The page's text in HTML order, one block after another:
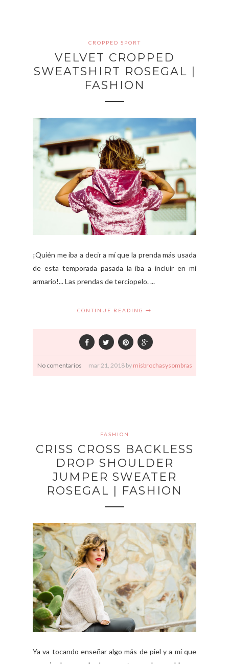
CROPPED SPORT
VELVET CROPPED
SWEATSHIRT ROSEGAL |
FASHION
¡Quién me iba a decir a mí que la prenda más usada
de esta temporada pasada la iba a incluir en mi
armario!... Las prendas de terciopelo. ...
CONTINUE READING
No comentarios mar21, 2018 by misbrochasysombras
FASHION
CRISS CROSS BACKLESS
DROP SHOULDER
JUMPER SWEATER
ROSEGAL | FASHION
Ya va tocando enseñar algo más de piel y a mí que